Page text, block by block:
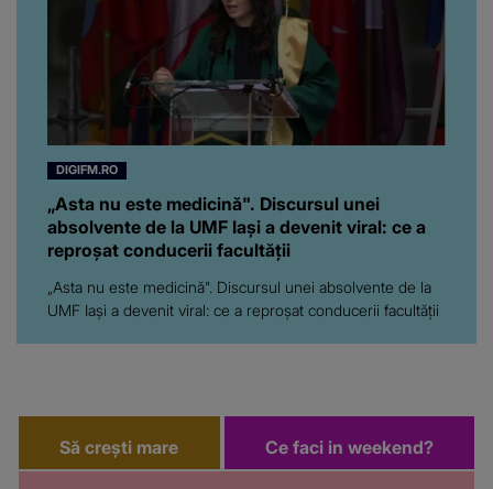
DIGIFM.RO
„Asta nu este medicină". Discursul unei
absolvente de la UMF Iași a devenit viral: ce a
reproșat conducerii facultății
„Asta nu este medicină". Discursul unei absolvente de la
UMF Iași a devenit viral: ce a reproșat conducerii facultății
Să crești mare Ce faci in weekend?